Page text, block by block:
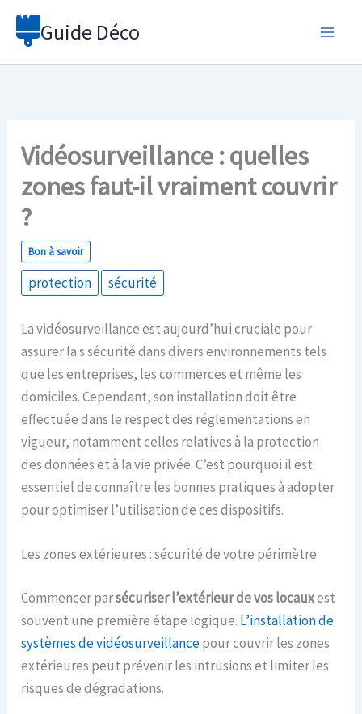
Aller
Guide Déco
Vidéosurveillance : quelles
zones faut-il vraiment couvrir
?
Bon à savoir
protection sécurité
La vidéosurveillance est aujourd’hui cruciale pour
assurer la s sécurité dans divers environnements tels
que les entreprises, les commerces et même les
domiciles. Cependant, son installation doit être
effectuée dans le respect des réglementations en
vigueur, notamment celles relatives à la protection
des données et à la vie privée. C’est pourquoi il est
essentiel de connaître les bonnes pratiques à adopter
pour optimiser l’utilisation de ces dispositifs.
Les zones extérieures : sécurité de votre périmètre
Commencer parsécuriser l’extérieur de vos locauxest
souvent une première étape logique. L’installation de
systèmes de vidéosurveillancepour couvrir les zones
extérieures peut prévenir les intrusions et limiter les
risques de dégradations.